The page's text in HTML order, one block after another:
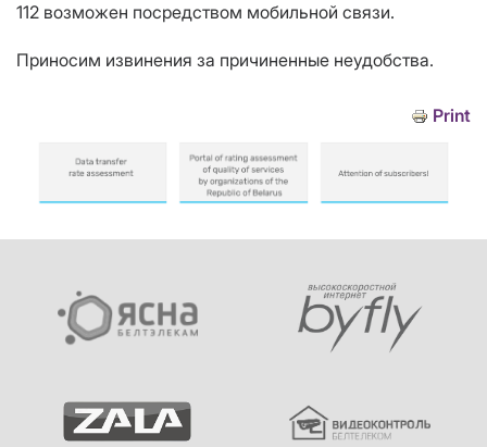
112 возможен посредством мобильной связи.
Приносим извинения за причиненные неудобства.
Print